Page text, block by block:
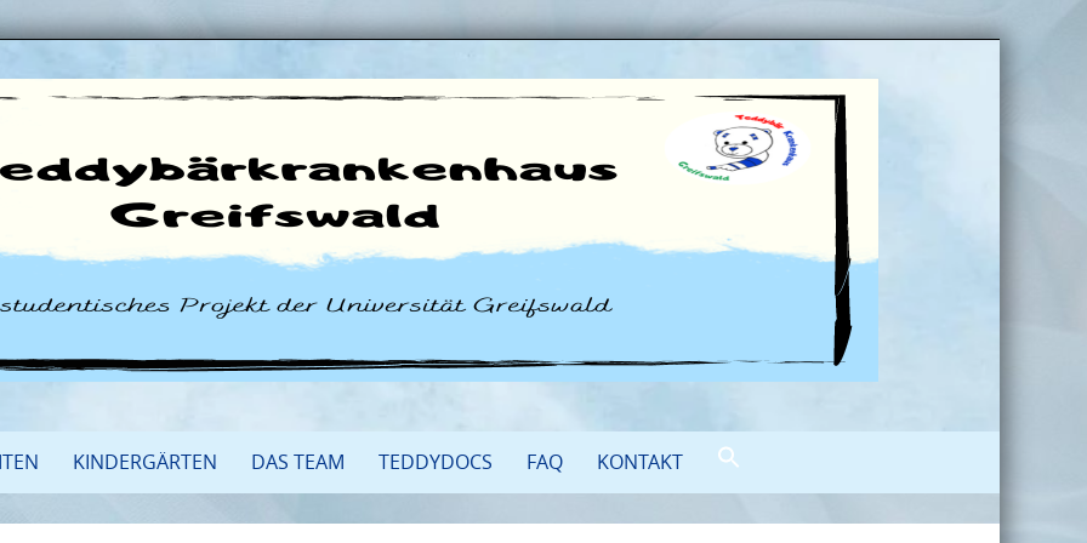
KINDERGÄRTEN DAS TEAM TEDDYDOCS FAQ KONTAKT